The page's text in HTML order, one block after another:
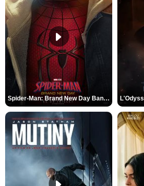
Spider-Man: Brand New Day Bande-annonce VO STFR